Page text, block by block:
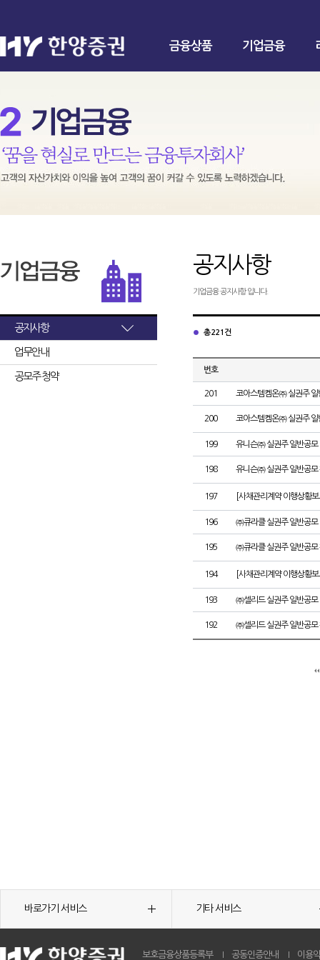
금융상품 기업금융
공지사항
업무안내
공모주 청약
공지사항
기업금융 공지사항 입니다.
총 221건
번호
201 코아스템켐온㈜ 실권주 일
200 코아스템켐온㈜ 실권주 일
199 유니슨㈜ 실권주 일반공모
198 유니슨㈜ 실권주 일반공모
197 [사채관리계약 이행상황
196 ㈜큐라클 실권주 일반공모
195 ㈜큐라클 실권주 일반공모
194 [사채관리계약 이행상황
193 ㈜셀리드 실권주 일반공모
192 ㈜셀리드 실권주 일반공모
바로가기 서비스 기타 서비스
보호금융상품등록부 공동인증안내 이용